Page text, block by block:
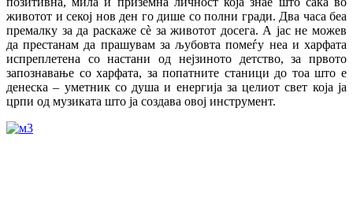
животот и секој нов ден го дише со полни гради. Два часа беа
премалку за да раскаже сè за животот досега. А јас не можев
да престанам да прашувам за љубовта помеѓу неа и харфата
испреплетена со настани од нејзиното детство, за првото
запознавање со харфата, за попатните станици до тоа што е
денеска – уметник со душа и енергија за целиот свет која ја
црпи од музиката што ја создава овој инструмент.